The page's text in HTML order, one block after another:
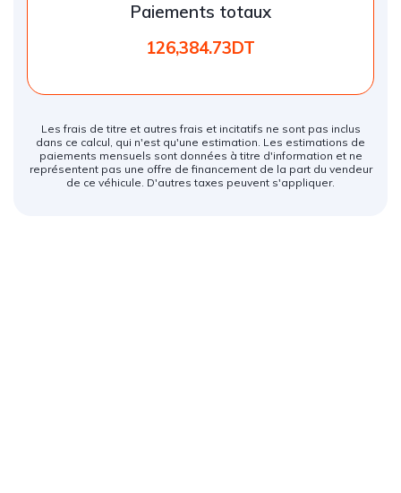
Paiements totaux
126,384.73DT
Les frais de titre et autres frais et incitatifs ne sont pas inclus
dans ce calcul, qui n'est qu'une estimation. Les estimations de
paiements mensuels sont données à titre d'information et ne
représentent pas une offre de financement de la part du vendeur
de ce véhicule. D'autres taxes peuvent s'appliquer.